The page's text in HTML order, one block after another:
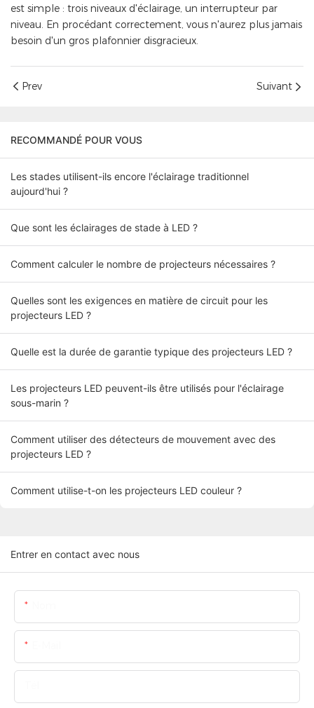
est simple : trois niveaux d'éclairage, un interrupteur par
niveau. En procédant correctement, vous n'aurez plus jamais
besoin d'un gros plafonnier disgracieux.
Prev Suivant
RECOMMANDÉ POUR VOUS
Les stades utilisent-ils encore l'éclairage traditionnel
aujourd'hui ?
Que sont les éclairages de stade à LED ?
Comment calculer le nombre de projecteurs nécessaires ?
Quelles sont les exigences en matière de circuit pour les
projecteurs LED ?
Quelle est la durée de garantie typique des projecteurs LED ?
Les projecteurs LED peuvent-ils être utilisés pour l'éclairage
sous-marin ?
Comment utiliser des détecteurs de mouvement avec des
projecteurs LED ?
Comment utilise-t-on les projecteurs LED couleur ?
Entrer en contact avec nous